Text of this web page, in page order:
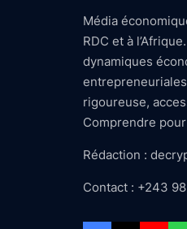
Média
RDC et à
dynamiques
rigoureuse,
Comprendre
Rédaction :
Contact : +243